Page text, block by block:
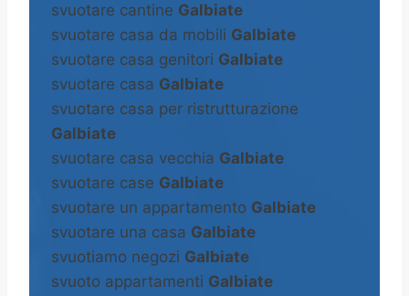
svuotare cantine Galbiate
svuotare casa da mobili Galbiate
svuotare casa genitori Galbiate
svuotare casa Galbiate
svuotare casa per ristrutturazione
Galbiate
svuotare casa vecchia Galbiate
svuotare case Galbiate
svuotare un appartamento Galbiate
svuotare una casa Galbiate
svuotiamo negozi Galbiate
svuoto appartamenti Galbiate